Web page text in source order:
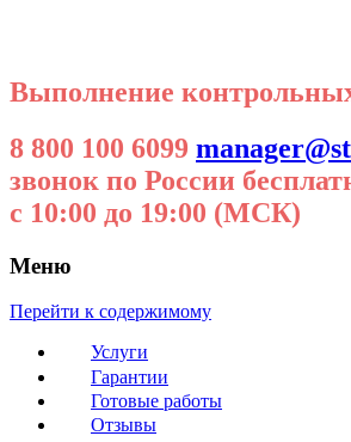
Выполнение
8 800 100 6099
звонок по России
с 10:00 до 19:00 (МСК)
Меню
Перейти к содержимому
Услуги
Гарантии
Готовые работы
Отзывы